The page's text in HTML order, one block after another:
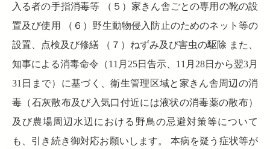
入る者の手指消毒等 （５）家きん舎ごとの専用の靴の設
置及び使用 （６）野生動物侵入防止のためのネット等の
設置、点検及び修繕 （７）ねずみ及び害虫の駆除 また、
知事による消毒命令（11月25日告示、11月28日から翌3月
31日まで）に基づく、衛生管理区域と家きん舎周辺の消
毒（石灰散布及び入気口付近には液状の消毒薬の散布）
及び農場周辺水辺における野鳥の忌避対策等について
も、引き続き御対応お願いします。 本病を疑う症状等が